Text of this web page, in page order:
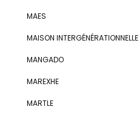
MAES
MAISON INTERGÉNÉRATIONNELLE
MANGADO
MAREXHE
MARTLE